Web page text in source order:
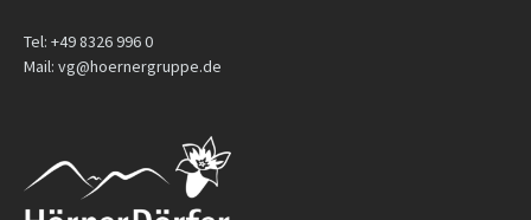
Tel: +49 8326 996 0
Mail: vg@hoernergruppe.de